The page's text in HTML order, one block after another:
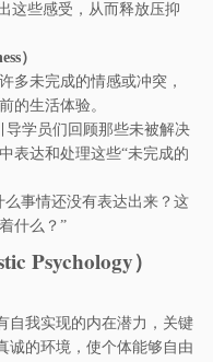
这些感受，从而释放压抑
）
多未完成的情感或冲突，
的生活体验。
导学员们回顾那些未被解决
表达和处理这些“未完成的
么事情还没有表达出来？这
什么？”
Psychology）
自我实现的内在潜力，关键
诚的环境，使个体能够自由